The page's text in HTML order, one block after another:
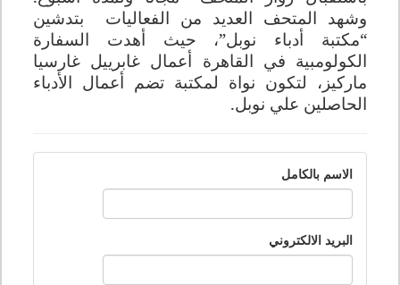
وشهد المتحف العديد من الفعاليات بتدشين
“مكتبة أدباء نوبل”، حيث أهدت السفارة
الكولومبية في القاهرة أعمال غابرييل غارسيا
ماركيز، لتكون نواة لمكتبة تضم أعمال الأدباء
الحاصلين علي نوبل.
الاسم بالكامل
البريد الالكتروني